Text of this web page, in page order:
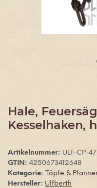
Hale,
Kesselhaken,
Artikelnummer: ULF-CP-47
GTIN: 4250673412648
Kategorie: Töpfe &
Hersteller: Ulfberth